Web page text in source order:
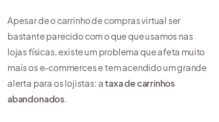
Apesar de o carrinho de compras virtual ser
bastante parecido com o que que usamos nas
lojas físicas, existe um problema que afeta muito
mais os e-commerces e tem acendido um grande
alerta para os lojistas: a taxa de carrinhos
abandonados.